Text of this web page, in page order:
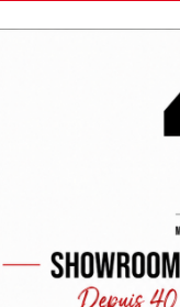
5,00 €